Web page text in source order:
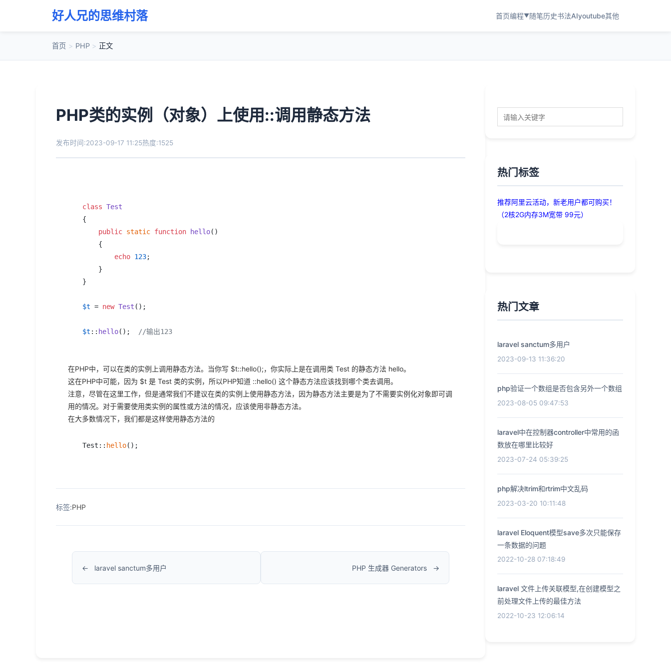
好人兄的思维村落 首页编程▼随笔历史书法AIyoutube其他
首页 > PHP > 正文
PHP类的实例（对象）上使用::调用静态方法
发布时间:2023-09-17 11:25热度:1525
class Test
{
public static function hello( )
{
echo 123;
    }
}
$t = new Test ();
$t :: hello(); //输出123
在PHP中，可以在类的实例上调用静态方法。当你写 $t::hello();，你实际上是在调用类 Test 的静态方法 hello。
这在PHP中可能，因为 $t 是 Test 类的实例，所以PHP知道 ::hello() 这个静态方法应该找到哪个类去调用。
注意，尽管在这里工作，但是通常我们不建议在类的实例上使用静态方法，因为静态方法主要是为了不需要实例化对象即可调
用的情况。对于需要使用类实例的属性或方法的情况，应该使用非静态方法。
在大多数情况下，我们都是这样使用静态方法的
Test:: hello();
标签:PHP
laravel sanctum多用户 PHP 生成器 Generators
热门标签
推荐阿里云活动，新老用户都可购买！
（2核2G内存3M宽带 99元）
热门文章
laravel sanctum多用户
2023-09-13 11:36:20
php验证一个数组是否包含另外一个数组
2023-08-05 09:47:53
laravel中在控制器controller中常用的函
数放在哪里比较好
2023-07-24 05:39:25
php解决ltrim和rtrim中文乱码
2023-03-20 10:11:48
laravel Eloquent模型save多次只能保存
一条数据的问题
2022-10-28 07:18:49
laravel 文件上传关联模型,在创建模型之
前处理文件上传的最佳方法
2022-10-23 12:06:14